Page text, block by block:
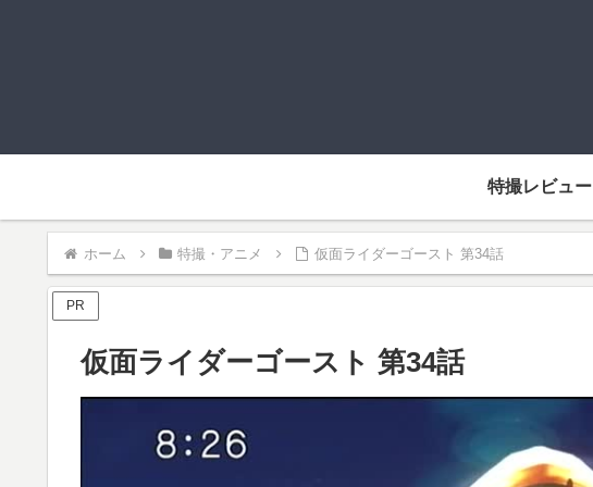
特撮レビュー
ホーム 特撮・アニメ 仮面ライダーゴースト 第34話
PR
仮面ライダーゴースト 第34話